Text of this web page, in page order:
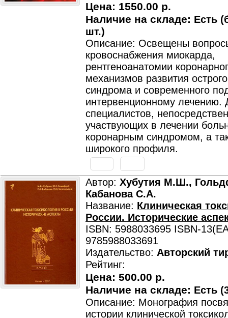
Цена: 1550.00 р.
Наличие на складе: Есть
шт.)
Описание: Освещены
кровоснабжения миокарда,
рентгеноанатомии
механизмов развития
синдрома и современного
интервенционному лечению.
специалистов,
участвующих в лечении
коронарным синдромом, а
широкого профиля.
Автор: Хубутия М.Ш.,
Кабанова С.А.
Название: Клиническая
России. Исторические
ISBN: 5988033695 ISBN-
9785988033691
Издательство: Авторский
Рейтинг:
Цена: 500.00 р.
Наличие на складе: Есть
Описание: Монография
истории клинической